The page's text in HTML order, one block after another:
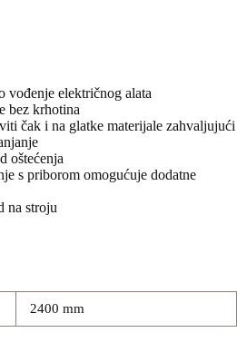
vođenje električnog alata
bez krhotina
čak i na glatke materijale zahvaljujući
oštećenja
s priborom omogućuje dodatne
na stroju
2400 mm